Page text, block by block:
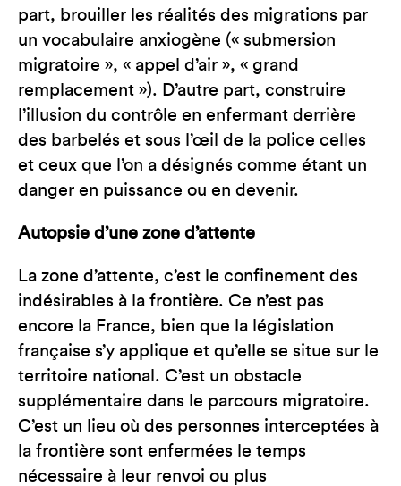
part, brouiller les réalités des migrations par
un vocabulaire anxiogène (« submersion
migratoire », « appel d’air », « grand
remplacement »). D’autre part, construire
l’illusion du contrôle en enfermant derrière
des barbelés et sous l’œil de la police celles
et ceux que l’on a désignés comme étant un
danger en puissance ou en devenir.
Autopsie d’une zone d’attente
La zone d’attente, c’est le confinement des
indésirables à la frontière. Ce n’est pas
encore la France, bien que la législation
française s’y applique et qu’elle se situe sur le
territoire national. C’est un obstacle
supplémentaire dans le parcours migratoire.
C’est un lieu où des personnes interceptées à
la frontière sont enfermées le temps
nécessaire à leur renvoi ou plus